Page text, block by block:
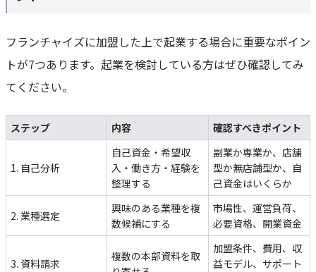
フランチャイズに加盟した上で起業する場合に重要なポイン
トが7つあります。起業を検討している方はぜひ確認してみ
てください。
ステップ 内容 確認すべきポイント
1. 自己分析
自己資金・希望収
入・働き方・経験を
整理する
副業か専業か、店舗
型か無店舗型か、自
己資金はいくらか
2. 業種選定
興味のある業種を複
数候補にする
市場性、運営負荷、
必要資格、開業資金
3. 資料請求
複数の本部資料を取
加盟条件、費用、収
益モデル、サポート